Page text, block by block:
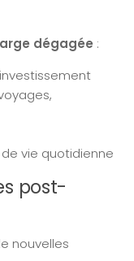
dégagée :
vie quotidienne
post-
nouvelles